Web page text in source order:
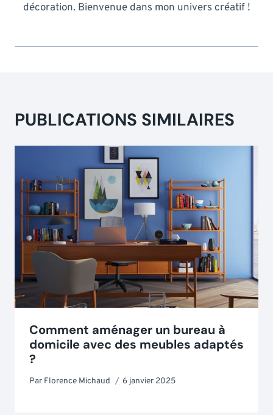
décoration. Bienvenue dans mon univers créatif !
PUBLICATIONS SIMILAIRES
Comment aménager un bureau à
domicile avec des meubles adaptés
?
Par Florence Michaud 6 janvier 2025